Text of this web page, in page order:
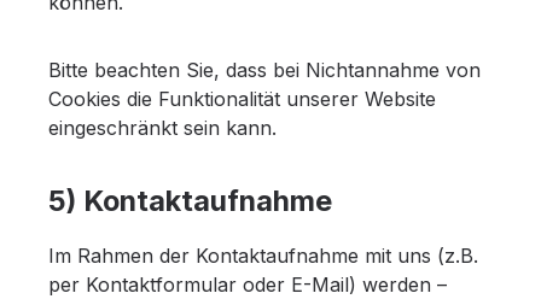
Bitte beachten Sie, dass bei Nichtannahme von
Cookies die Funktionalität unserer Website
eingeschränkt sein kann.
5) Kontaktaufnahme
Im Rahmen der Kontaktaufnahme mit uns (z.B.
per Kontaktformular oder E-Mail) werden –